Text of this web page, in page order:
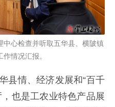
心检查并听取五华县、横陂镇
情况汇报。
县情、经济发展和“百千
也是工农业特色产品展